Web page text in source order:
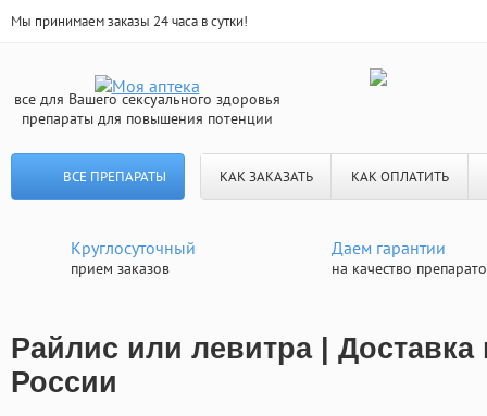
Мы принимаем заказы 24 часа в сутки!
все для Вашего сексуального здоровья
препараты для повышения потенции
ВСЕ ПРЕПАРАТЫ КАК ЗАКАЗАТЬ КАК ОПЛАТИТЬ
Круглосуточный
прием заказов
Даем гарантии
на качество
Райлис или левитра | Доставка
России